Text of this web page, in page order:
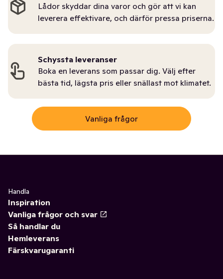
Lådor skyddar dina varor och gör att vi kan
leverera effektivare, och därför pressa priserna.
Schyssta leveranser
Boka en leverans som passar dig. Välj efter
bästa tid, lägsta pris eller snällast mot klimatet.
Vanliga frågor
Handla
Inspiration
Vanliga frågor och svar
Så handlar du
Hemleverans
Färskvarugaranti